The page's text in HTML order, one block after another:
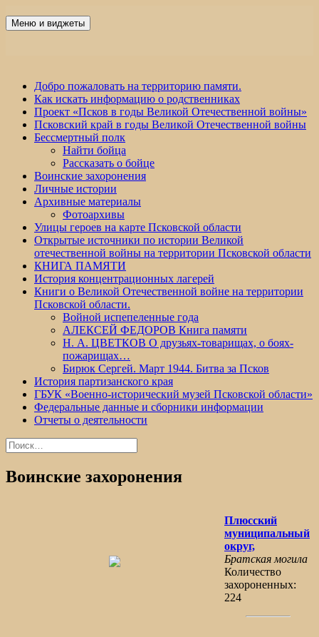
Победа 60
Меню и виджеты
Добро пожаловать на территорию памяти.
Как искать информацию о родственниках
Проект «Псков в годы Великой Отечественной войны»
Псковский край в годы Великой Отечественной войны
Бессмертный полк
Найти бойца
Рассказать о бойце
Воинские захоронения
Личные истории
Архивные материалы
Фотоархивы
Улицы героев на карте Псковской области
Открытые источники по истории Великой
отечественной войны на территории Псковской области
КНИГА ПАМЯТИ
История концентрационных лагерей
Книги о Великой Отечественной войне на территории
Псковской области.
Войной испепеленные года
АЛЕКСЕЙ ФЕДОРОВ Книга памяти
Н. А. ЦВЕТКОВ О друзьях-товарищах, о боях-
пожарищах…
Бирюк Сергей. Март 1944. Битва за Псков
История партизанского края
ГБУК «Военно-исторический музей Псковской области»
Федеральные данные и сборники информации
Отчеты о деятельности
Найти:
Воинские захоронения
Плюсский
муниципальный
округ,
Братская могила
Количество
захороненных:
224